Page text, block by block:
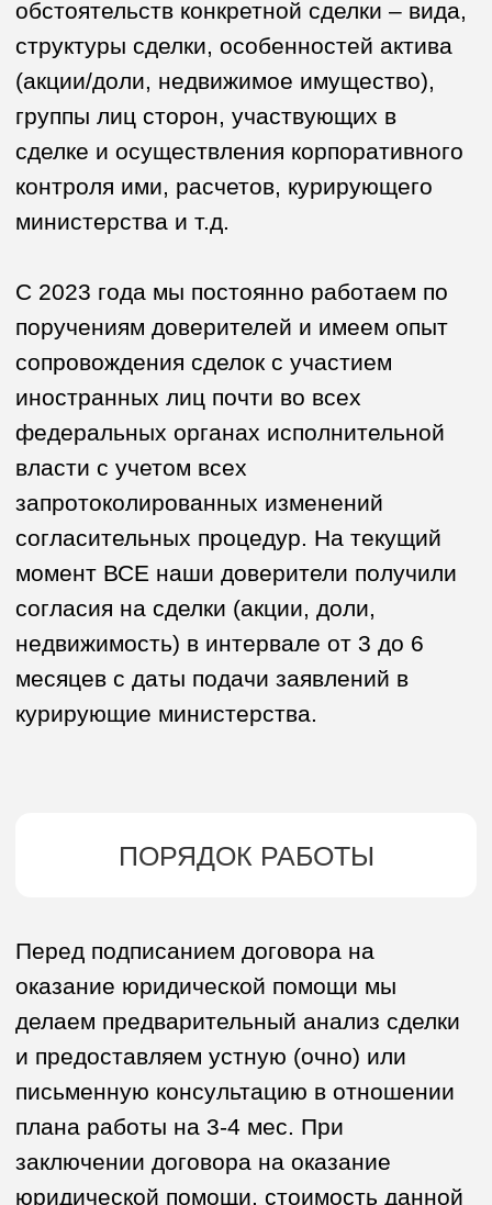
поручениям доверителей и имеем опыт
сопровождения сделок с участием
федеральных органах исполнительной
власти с учетом всех
согласительных процедур. На текущий
момент ВСЕ наши доверители получили
согласия на сделки (акции, доли,
курирующие министерства.
ПОРЯДОК РАБОТЫ
Перед подписанием договора на
оказание юридической помощи мы
делаем предварительный анализ сделки
и предоставляем устную (очно) или
плана работы на 3-4 мес. При
заключении договора на оказание
юридической помощи, стоимость данной
услуги включается в стоимость услуг по
получению разрешения
Правительственной комиссии.
стоимость устной консультации с
стоимость письменной консультации с
предварительным обзором документов
неразглашении (без обсуждения
результатов) – 100 000 руб.
Услуги оказываются в срок до 5 рабочих
дней после предоставления всех
материалов по запросу и внесения